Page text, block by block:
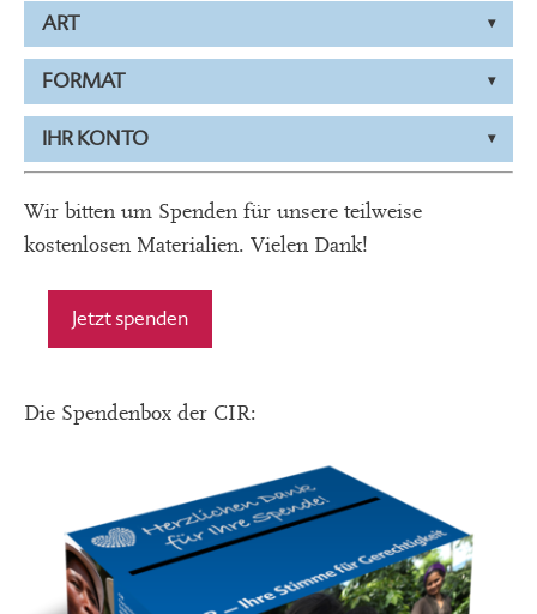
ART
FORMAT
IHR KONTO
Wir bitten um Spenden für unsere teilweise
kostenlosen Materialien. Vielen Dank!
Jetzt spenden
Die Spendenbox der CIR: